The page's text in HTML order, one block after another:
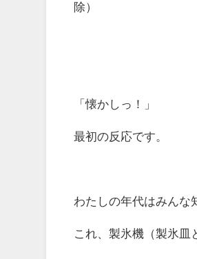
除）
「懐かしっ！」
最初の反応です。
わたしの年代はみんな
これ、製氷機（製氷皿